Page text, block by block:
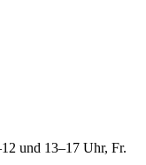
und 13–17 Uhr, Fr.